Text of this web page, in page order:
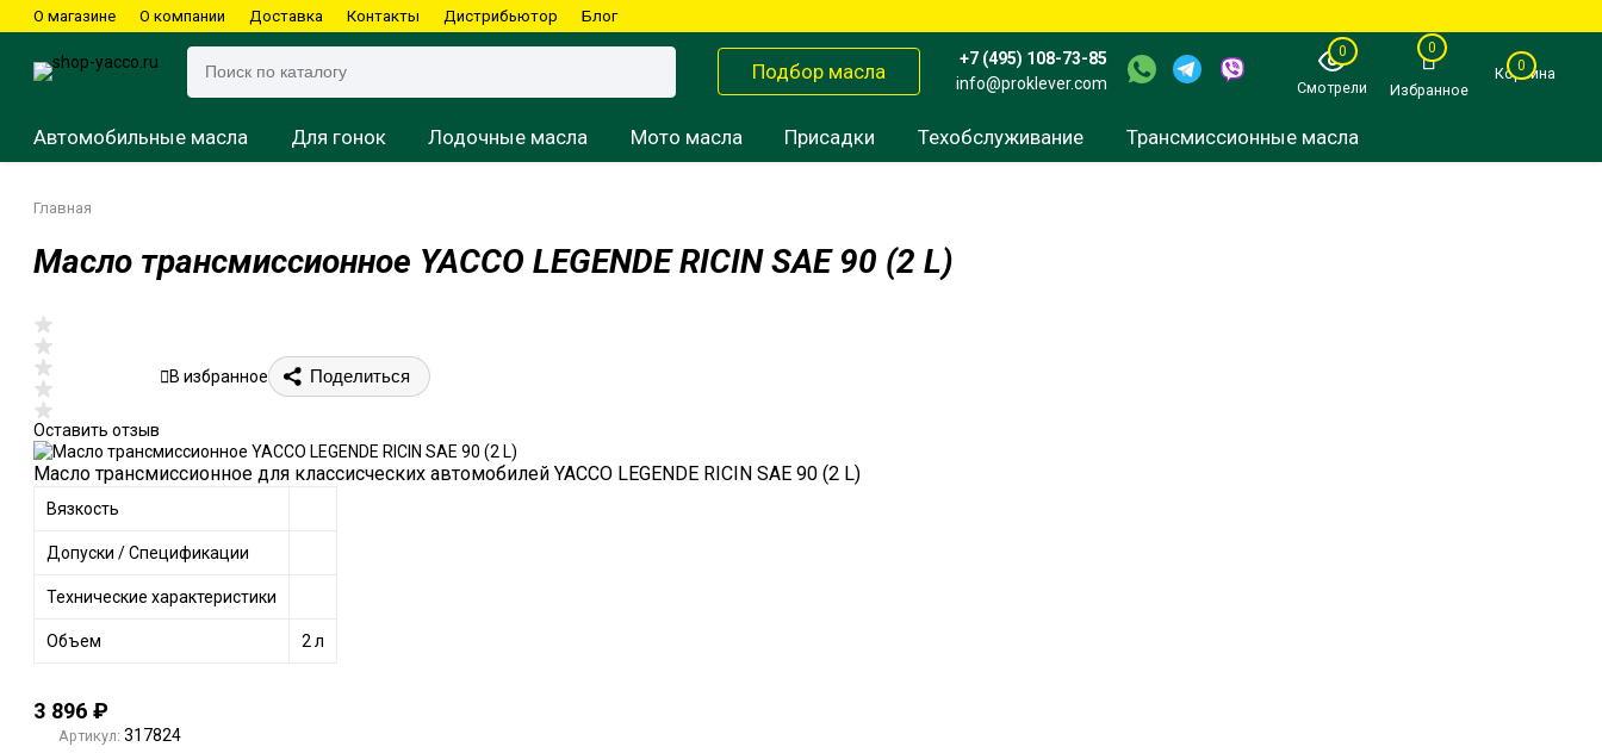
О магазине О компании Доставка Контакты Дистрибьютор Блог
Подбор масла
+7 (495) 108-73-85
info@proklever.com
0
Смотрели
0
Избранное
0
Корзина
Автомобильные масла Для гонок Лодочные масла
Подвесные моторы
Водные мотоциклы
Консервант
Мото масла
Картинг
Скутеры
Снегоходы
Квадроциклы
Вилочные масла
Присадки Техобслуживание Трансмиссионные масла
Главная
Масло трансмиссионное YACCO LEGENDE RICIN SAE 90 (2 L)
Оставить отзыв
В избранное Поделиться
Масло трансмиссионное для классисческих автомобилей YACCO LEGENDE RICIN SAE 90 (2 L)
Вязкость
Допуски / Спецификации
Технические характеристики
Объем 2 л
3 896 ₽
Артикул: 317824